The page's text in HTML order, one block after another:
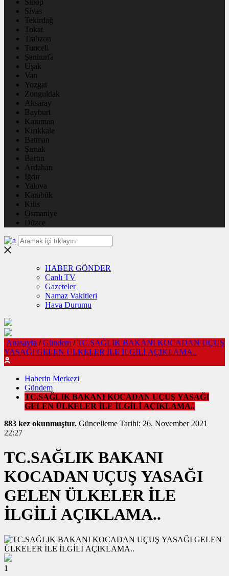
Sinop
Sivas
Tekirdağ
Tokat
Trabzon
Tunceli
Şanlıurfa
Uşak
Van
Yozgat
Zonguldak
Aksaray
Bayburt
Karaman
Kırıkkale
Batman
Şırnak
Bartın
Ardahan
Iğdır
Yalova
Karabük
Kilis
Osmaniye
Düzce
HABER GÖNDER
Canlı TV
Gazeteler
Namaz Vakitleri
Hava Durumu
Anasayfa / Gündem / TC.SAĞLIK BAKANI KOCADAN UÇUŞ
YASAĞI GELEN ÜLKELER İLE İLGİLİ AÇIKLAMA..
Haberin Merkezi
Gündem
TC.SAĞLIK BAKANI KOCADAN UÇUŞ YASAĞI
GELEN ÜLKELER İLE İLGİLİ AÇIKLAMA..
883 kez okunmuştur. Güncelleme Tarihi: 26. November 2021
22:27
TC.SAĞLIK BAKANI
KOCADAN UÇUŞ YASAĞI
GELEN ÜLKELER İLE
İLGİLİ AÇIKLAMA..
1